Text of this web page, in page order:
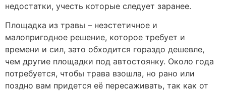
недостатки, учесть которые следует заранее.
Площадка из травы – неэстетичное и
малопригодное решение, которое требует и
времени и сил, зато обходится гораздо дешевле,
чем другие площадки под автостоянку. Около года
потребуется, чтобы трава взошла, но рано или
поздно вам придется её пересаживать, так как от